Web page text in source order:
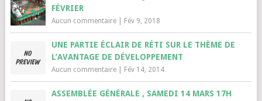
FÉVRIER
Aucun commentaire| Fév 9, 2018
UNE PARTIE ÉCLAIR DE RÉTI SUR LE THÈME DE
L’AVANTAGE DE DÉVELOPPEMENT
Aucun commentaire| Fév 14, 2014
ASSEMBLÉE GÉNÉRALE , SAMEDI 14 MARS 17H